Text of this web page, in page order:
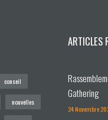
conseil
nouvelles
ARTICLES
Gathering
24 Novembre